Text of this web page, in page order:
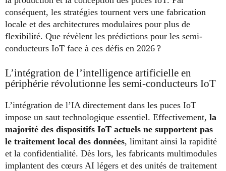
conséquent, les stratégies tournent vers une fabrication
locale et des architectures modulaires pour plus de
flexibilité. Que révèlent les prédictions pour les semi-
conducteurs IoT face à ces défis en 2026 ?
L’intégration de l’intelligence artificielle en
périphérie révolutionne les semi-conducteurs IoT
L’intégration de l’IA directement dans les puces IoT
impose un saut technologique essentiel. Effectivement, la
majorité des dispositifs IoT actuels ne supportent pas
le traitement local des données, limitant ainsi la rapidité
et la confidentialité. Dès lors, les fabricants multimodules
implantent des cœurs AI légers et des unités de traitement